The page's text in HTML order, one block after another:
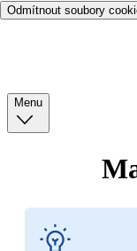
Odmítnout soubory
Menu